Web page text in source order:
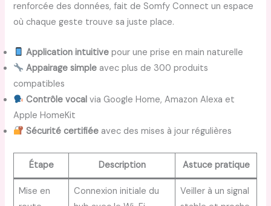
renforcée des données, fait de Somfy Connect un espace
où chaque geste trouve sa juste place.
Application intuitive pour une prise en main naturelle
Appairage simple avec plus de 300 produits
compatibles
Contrôle vocal via Google Home, Amazon Alexa et
Apple HomeKit
Sécurité certifiée avec des mises à jour régulières
Étape Description Astuce pratique
Mise en
Connexion initiale du
Veiller à un signal